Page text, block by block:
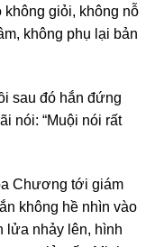
không giỏi, không nỗ
không phụ lại bản
sau đó hắn đứng
nói: “Muội nói rất
Chương tới giám
không hề nhìn vào
lửa nhảy lên, hình